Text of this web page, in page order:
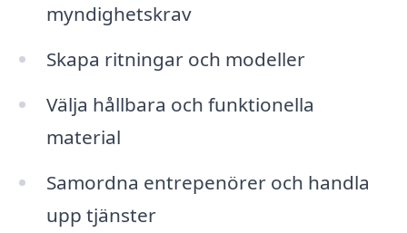
myndighetskrav
Skapa ritningar och modeller
Välja hållbara och funktionella
material
Samordna entrepenörer och handla
upp tjänster